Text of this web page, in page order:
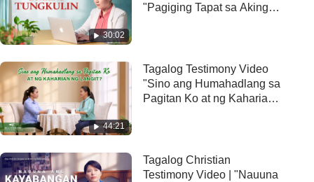
30:02
"Pagiging Tapat sa Aking
44:21
Tagalog Testimony Video
"Sino ang Humahadlang sa
Pagitan Ko at ng Kaharian
Tagalog Christian
Testimony Video | "Nauuna